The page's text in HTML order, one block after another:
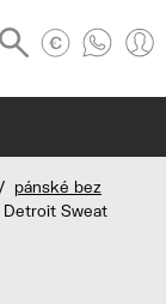
pánské bez
Sweat